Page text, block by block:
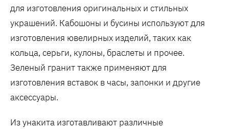
для изготовления оригинальных и стильных
украшений. Кабошоны и бусины используют для
изготовления ювелирных изделий, таких как
кольца, серьги, кулоны, браслеты и прочее.
Зеленый гранит также применяют для
изготовления вставок в часы, запонки и другие
аксессуары.
Из унакита изготавливают различные